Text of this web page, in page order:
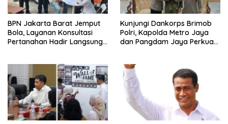
BPN Jakarta Barat Jemput
Bola, Layanan Konsultasi
Pertanahan Hadir Langsung
Kunjungi Dankorps Brimob
Polri, Kapolda Metro Jaya
dan Pangdam Jaya Perkuat